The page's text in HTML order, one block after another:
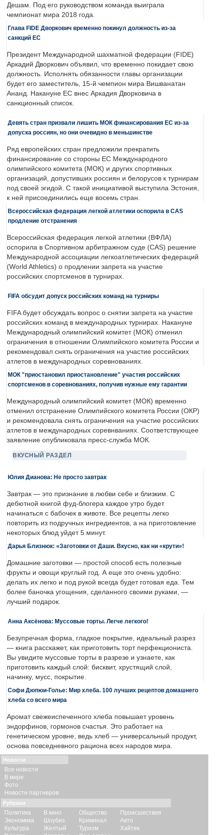
Дешам. Под его руководством команда выиграла
чемпионат мира 2018 года.
Глава FIDE Дворкович временно покинул должность из-за
санкций ЕС
Президент Международной шахматной федерации (FIDE)
Аркадий Дворкович объявил, что временно покидает свою
должность. Исполнять обязанности главы организации
будет его заместитель, 15-й чемпион мира Вишванатан
Ананд. Накануне ЕС внес Аркадия Дворковича в
санкционный список.
Девять стран призвали лишить МОК финансирования ЕС из-за
допуска россиян, но они очевидно в меньшинстве
Ряд европейских стран предложили прекратить
финансирование со стороны ЕС Международного
олимпийского комитета (МОК) и других спортивных
организаций, допустивших россиян и белорусов к турнирам
под своей эгидой. С такой инициативой выступила Эстония,
к ней присоединились еще восемь стран.
Всероссийская федерация легкой атлетики оспорила в CAS
продление отстранения
Всероссийская федерация легкой атлетики (ВФЛА)
оспорила в Спортивном арбитражном суде (CAS) решение
Международной ассоциации легкоатлетических федераций
(World Athletics) о продлении запрета на участие
российских спортсменов в турнирах.
FIFA обсудит допуск российских команд на турниры
FIFA будет обсуждать вопрос о снятии запрета на участие
российских команд в международных турнирах. Накануне
Международный олимпийский комитет (МОК) отменил
ограничения в отношении Олимпийского комитета России и
рекомендовал снять ограничения на участие российских
атлетов в международных соревнованиях.
МОК "приостановил приостановление" участия российских
спортсменов в соревнованиях, получив нужные ему гарантии
Международный олимпийский комитет (МОК) временно
отменил отстранение Олимпийского комитета России (ОКР)
и рекомендовала снять ограничения на участие российских
атлетов в международных соревнваниях. Соответствующее
заявление опубликовала пресс-служба МОК.
ВКУСНЫЙ РАЗДЕЛ
Юлия Дианова: Не просто завтрак
Завтрак — это признание в любви себе и близким. С
дебютной книгой фуд-блогера каждое утро будет
начинаться с бабочек в животе. Все рецепты легко
повторить из подручных ингредиентов, а на приготовление
некоторых блюд уйдет 5 минут.
Дарья Близнюк: «Заготовки от Даши. Вкусно, как ни «крути»!
Домашние заготовки — простой способ есть полезные
фрукты и овощи круглый год. А еще это очень удобно:
делать их легко и под рукой всегда будет готовая еда. Тем
более баночка угощения, сделанного своими руками, —
лучший подарок.
Анна Аксёнова: Муссовые торты. Легче легкого!
Безупречная форма, гладкое покрытие, идеальный разрез
— книга расскажет, как приготовить торт перфекциониста.
Вы увидите муссовые торты в разрезе и узнаете, как
приготовить каждый слой: бисквит, хрустящий слой,
начинку, мусс, покрытие.
Софи Дюпюи-Голье: Мир хлеба. 100 лучших рецептов домашнего
хлеба со всего мира
Аромат свежеиспеченного хлеба повышает уровень
эндорфинов, гормонов счастья. Это работает на
генетическом уровне, ведь хлеб — универсальный продукт,
основа повседневного рациона всех народов мира.
Новости
Все новости
В мире
Фото
Новости партнеров
Рубрики
Политика
Экономика
Культура
В кино
Шоубиз
Желтый
Общество
Криминал
Туризм
Происшествия
Авто
Хайтек